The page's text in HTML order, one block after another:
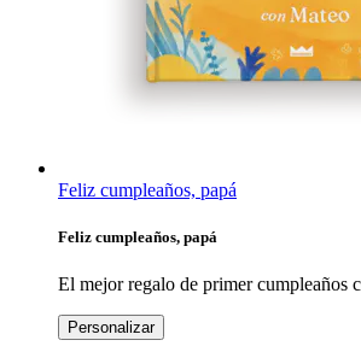
Feliz cumpleaños, papá
Feliz cumpleaños, papá
El mejor regalo de primer cumpleaños
Personalizar